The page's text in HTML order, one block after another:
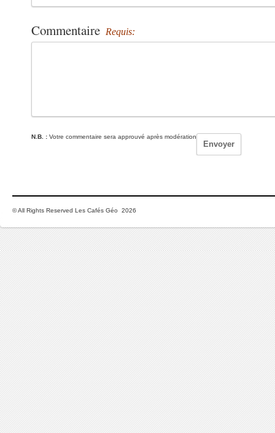
Commentaire Requis:
N.B. : Votre commentaire sera approuvé après modération
© All Rights Reserved Les Cafés Géo 2026